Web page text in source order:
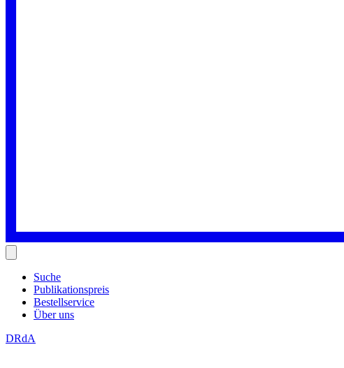
Suche
Publikationspreis
Bestellservice
Über uns
DRdA